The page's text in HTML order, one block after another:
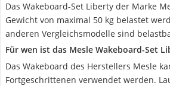
Das Wakeboard-Set Liberty der Marke
Gewicht von maximal 50 kg belastet
anderen Vergleichsmodelle sind
Für wen ist das Mesle Wakeboard-Set
Das Wakeboard des Herstellers Mesle
Fortgeschrittenen verwendet werden.